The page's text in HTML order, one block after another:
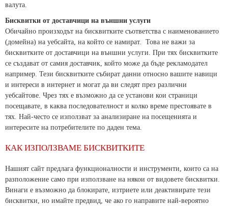
валута.
Бисквитки от доставчици на външни услуги
Обичайно произходът на бисквитките съответства с наименованието
(домейна) на уебсайта, на който се намират. Това не важи за
бисквитките от доставчици на външни услуги. При тях бисквитките
се създават от самия доставчик, който може да бъде рекламодател
например. Тези бисквитките събират данни относно вашите навици
и интереси в интернет и могат да ви следят през различни
уебсайтове. Чрез тях е възможно да се установи кои страници
посещавате, в каква последователност и колко време престоявате в
тях. Най-често се използват за анализиране на посещенията и
интересите на потребителите по даден тема.
КАК ИЗПОЛЗВАМЕ БИСКВИТКИТЕ
Нашият сайт предлага функционалности и инструменти, които са на
разположение само при използване на някои от видовете бисквитки.
Винаги е възможно да блокирате, изтриете или деактивирате тези
бисквитки, но имайте предвид, че ако го направите най-вероятно